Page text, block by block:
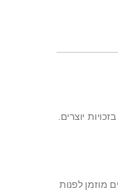
יוצרים.
מוזמן לפנות